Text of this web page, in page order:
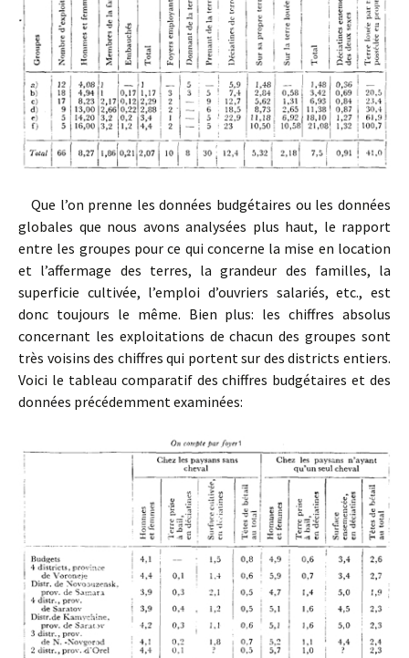
Que l’on prenne les données budgétaires ou les données
globales que nous avons analysées plus haut, le rapport
entre les groupes pour ce qui concerne la mise en location
et l’affermage des terres, la grandeur des familles, la
superficie cultivée, l’emploi d’ouvriers salariés, etc., est
donc toujours le même. Bien plus: les chiffres absolus
concernant les exploitations de chacun des groupes sont
très voisins des chiffres qui portent sur des districts entiers.
Voici le tableau comparatif des chiffres budgétaires et des
données précédemment examinées: